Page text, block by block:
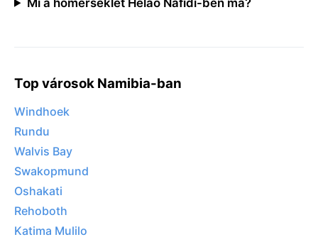
Top városok Namibia-ban
Windhoek
Rundu
Walvis Bay
Swakopmund
Oshakati
Rehoboth
Katima Mulilo